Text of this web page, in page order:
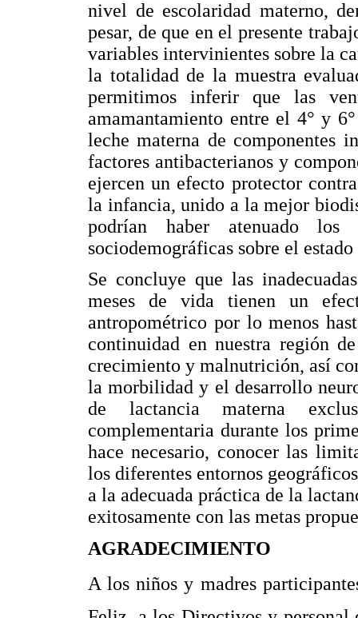
nivel de escolaridad materno,
pesar, de que en el presente
variables intervinientes sobre la
la totalidad de la muestra
permitimos inferir que las
amamantamiento entre el 4° y
leche materna de componentes
factores antibacterianos y
ejercen un efecto protector
la infancia, unido a la mejor
podrían haber atenuado los
sociodemográficas sobre el
Se concluye que las
meses de vida tienen un
antropométrico por lo menos
continuidad en nuestra región
crecimiento y malnutrición, así
la morbilidad y el desarrollo
de lactancia materna
complementaria durante los
hace necesario, conocer las
los diferentes entornos
a la adecuada práctica de la
exitosamente con las metas
AGRADECIMIENTO
A los niños y madres